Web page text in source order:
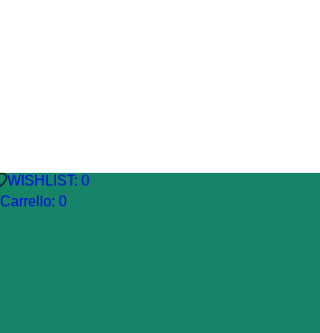
WISHLIST:0
Carrello: 0